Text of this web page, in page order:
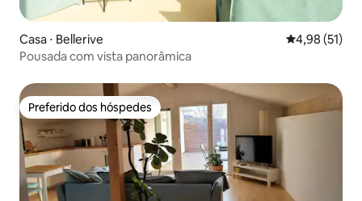
Casa ⋅ Bellerive 4,98 de uma
4,98 (51)
Pousada com vista panorâmica
Preferido dos hóspedes
Preferido dos hóspedes